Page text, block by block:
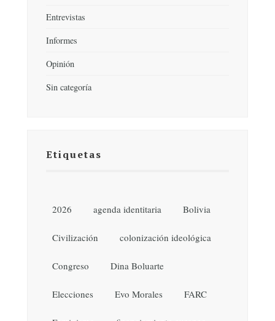
Entrevistas
Informes
Opinión
Sin categoría
Etiquetas
2026 agenda identitaria Bolivia
Civilización colonización ideológica
Congreso Dina Boluarte
Elecciones Evo Morales FARC